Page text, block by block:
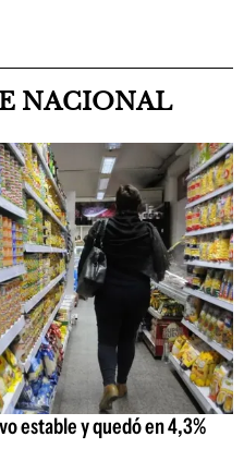
NACIONAL
estable y quedó en 4,3%